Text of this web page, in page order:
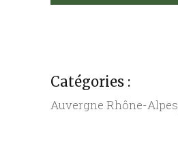
AOP
Catégories :
Auvergne Rhône-Alpes